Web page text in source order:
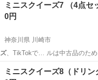
ミニスクイーズ7 （4点セ
0円
神奈川県 川崎市
、TikTokで… ルは中古品のため
うなもの… ください。 #スクイーズ#海外製ス
その他 スクイーズ
ミニスクイーズ8（ドリン